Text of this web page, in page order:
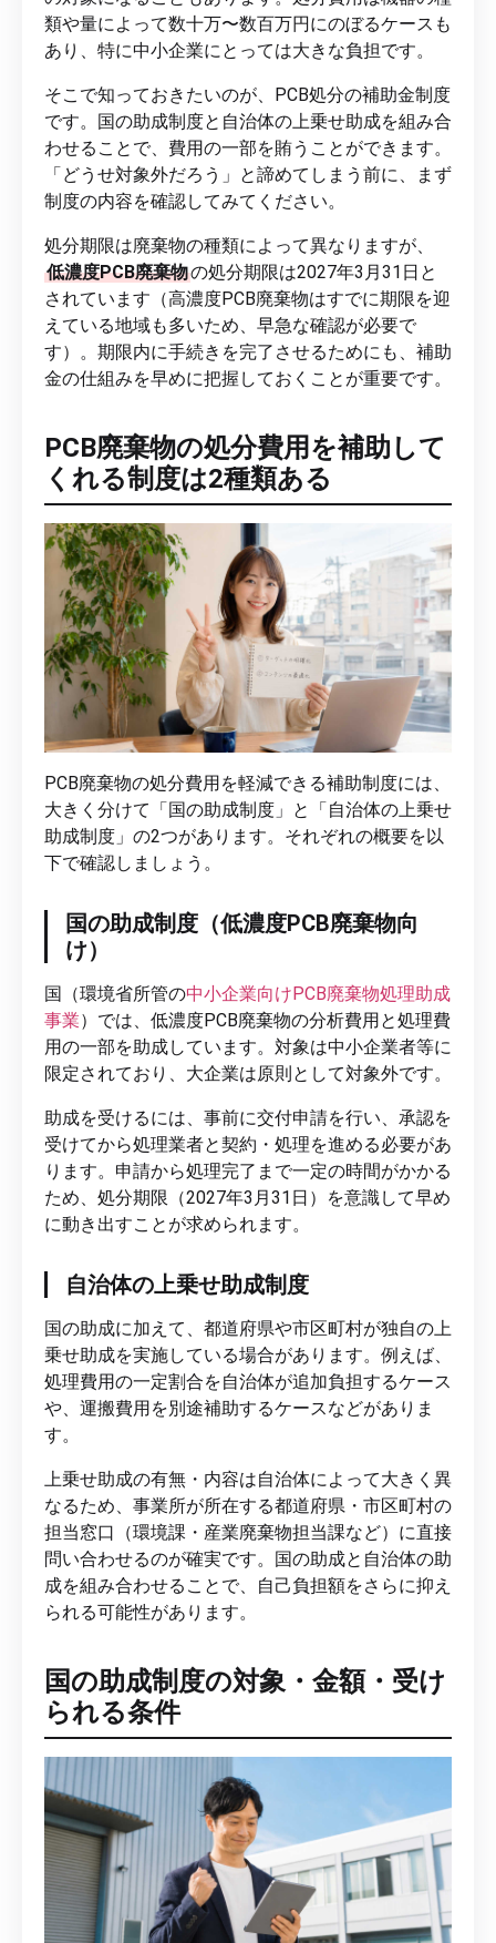
類や量によって数十万〜数百万円にのぼるケースも
あり、特に中小企業にとっては大きな負担です。
そこで知っておきたいのが、PCB処分の補助金制度
です。国の助成制度と自治体の上乗せ助成を組み合
わせることで、費用の一部を賄うことができます。
「どうせ対象外だろう」と諦めてしまう前に、まず
制度の内容を確認してみてください。
処分期限は廃棄物の種類によって異なりますが、
低濃度PCB廃棄物の処分期限は2027年3月31日と
されています（高濃度PCB廃棄物はすでに期限を迎
えている地域も多いため、早急な確認が必要で
す）。期限内に手続きを完了させるためにも、補助
金の仕組みを早めに把握しておくことが重要です。
PCB廃棄物の処分費用を補助して
くれる制度は2種類ある
PCB廃棄物の処分費用を軽減できる補助制度には、
大きく分けて「国の助成制度」と「自治体の上乗せ
助成制度」の2つがあります。それぞれの概要を以
下で確認しましょう。
国の助成制度（低濃度PCB廃棄物向
け）
国（環境省所管の中小企業向けPCB廃棄物処理助成
事業）では、低濃度PCB廃棄物の分析費用と処理費
用の一部を助成しています。対象は中小企業者等に
限定されており、大企業は原則として対象外です。
助成を受けるには、事前に交付申請を行い、承認を
受けてから処理業者と契約・処理を進める必要があ
ります。申請から処理完了まで一定の時間がかかる
ため、処分期限（2027年3月31日）を意識して早め
に動き出すことが求められます。
自治体の上乗せ助成制度
国の助成に加えて、都道府県や市区町村が独自の上
乗せ助成を実施している場合があります。例えば、
処理費用の一定割合を自治体が追加負担するケース
や、運搬費用を別途補助するケースなどがありま
す。
上乗せ助成の有無・内容は自治体によって大きく異
なるため、事業所が所在する都道府県・市区町村の
担当窓口（環境課・産業廃棄物担当課など）に直接
問い合わせるのが確実です。国の助成と自治体の助
成を組み合わせることで、自己負担額をさらに抑え
られる可能性があります。
国の助成制度の対象・金額・受け
られる条件